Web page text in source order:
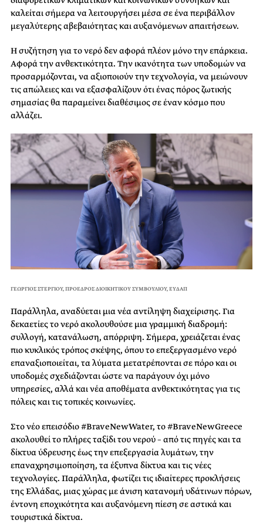
καλείται σήμερα να λειτουργήσει μέσα σε ένα περιβάλλον
μεγαλύτερης αβεβαιότητας και αυξανόμενων απαιτήσεων.
Η συζήτηση για το νερό δεν αφορά πλέον μόνο την επάρκεια.
Αφορά την ανθεκτικότητα. Την ικανότητα των υποδομών να
προσαρμόζονται, να αξιοποιούν την τεχνολογία, να μειώνουν
τις απώλειες και να εξασφαλίζουν ότι ένας πόρος ζωτικής
σημασίας θα παραμείνει διαθέσιμος σε έναν κόσμο που
αλλάζει.
ΓΕΏΡΓΙΟΣ ΣΤΕΡΓΊΟΥ, ΠΡΟΕΔΡΟΣ ΔΙΟΙΚΗΤΙΚΟΥ ΣΥΜΒΟΥΛΙΟΥ, ΕΥΔΑΠ
Παράλληλα, αναδύεται μια νέα αντίληψη διαχείρισης. Για
δεκαετίες το νερό ακολουθούσε μια γραμμική διαδρομή:
συλλογή, κατανάλωση, απόρριψη. Σήμερα, χρειάζεται ένας
πιο κυκλικός τρόπος σκέψης, όπου το επεξεργασμένο νερό
επαναξιοποιείται, τα λύματα μετατρέπονται σε πόρο και οι
υποδομές σχεδιάζονται ώστε να παράγουν όχι μόνο
υπηρεσίες, αλλά και νέα αποθέματα ανθεκτικότητας για τις
πόλεις και τις τοπικές κοινωνίες.
Στο νέο επεισόδιο #BraveNewWater, το #BraveNewGreece
ακολουθεί το πλήρες ταξίδι του νερού – από τις πηγές και τα
δίκτυα ύδρευσης έως την επεξεργασία λυμάτων, την
επαναχρησιμοποίηση, τα έξυπνα δίκτυα και τις νέες
τεχνολογίες. Παράλληλα, φωτίζει τις ιδιαίτερες προκλήσεις
της Ελλάδας, μιας χώρας με άνιση κατανομή υδάτινων πόρων,
έντονη εποχικότητα και αυξανόμενη πίεση σε αστικά και
τουριστικά δίκτυα.